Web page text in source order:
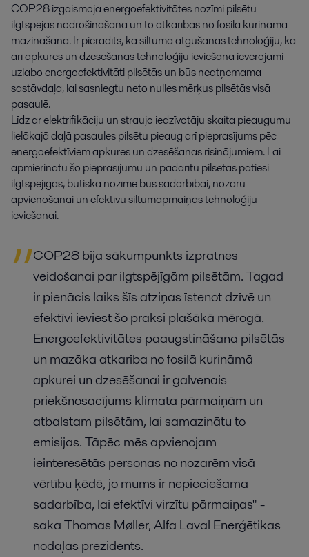
COP28 izgaismoja energoefektivitātes nozīmi pilsētu
ilgtspējas nodrošināšanā un to atkarības no fosilā kurināmā
mazināšanā. Ir pierādīts, ka siltuma atgūšanas tehnoloģiju, kā
arī apkures un dzesēšanas tehnoloģiju ieviešana ievērojami
uzlabo energoefektivitāti pilsētās un būs neatņemama
sastāvdaļa, lai sasniegtu neto nulles mērķus pilsētās visā
pasaulē.
Līdz ar elektrifikāciju un straujo iedzīvotāju skaita pieaugumu
lielākajā daļā pasaules pilsētu pieaug arī pieprasījums pēc
energoefektīviem apkures un dzesēšanas risinājumiem. Lai
apmierinātu šo pieprasījumu un padarītu pilsētas patiesi
ilgtspējīgas, būtiska nozīme būs sadarbībai, nozaru
apvienošanai un efektīvu siltumapmaiņas tehnoloģiju
ieviešanai.
COP28 bija sākumpunkts izpratnes
veidošanai par ilgtspējīgām pilsētām. Tagad
ir pienācis laiks šīs atziņas īstenot dzīvē un
efektīvi ieviest šo praksi plašākā mērogā.
Energoefektivitātes paaugstināšana pilsētās
un mazāka atkarība no fosilā kurināmā
apkurei un dzesēšanai ir galvenais
priekšnosacījums klimata pārmaiņām un
atbalstam pilsētām, lai samazinātu to
emisijas. Tāpēc mēs apvienojam
ieinteresētās personas no nozarēm visā
vērtību ķēdē, jo mums ir nepieciešama
sadarbība, lai efektīvi virzītu pārmaiņas" -
saka Thomas Møller, Alfa Laval Enerģētikas
nodaļas prezidents.